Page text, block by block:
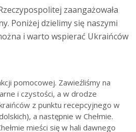
zaangażowała
Poniżej dzielimy się naszymi
i warto wspierać Ukraińców
pomocowej. Zawieźliśmy na
i czystości, a w drodze
z punktu recepcyjnego w
a następnie w Chełmie.
mieści się w hali dawnego